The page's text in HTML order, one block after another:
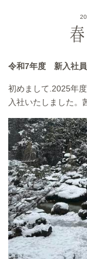
令和7年度 新入社
初めまして.2025年
入社いたしました。